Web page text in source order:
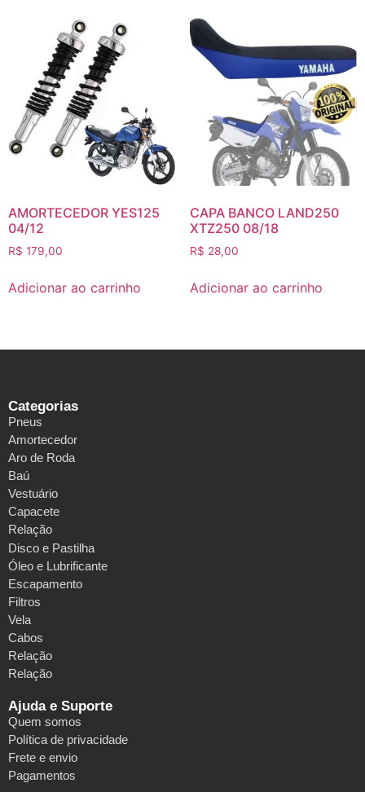
AMORTECEDOR YES125
04/12
R$ 179,00
Adicionar ao carrinho
CAPA BANCO LAND250
XTZ250 08/18
R$ 28,00
Adicionar ao carrinho
Categorias
Pneus
Amortecedor
Aro de Roda
Baú
Vestuário
Capacete
Relação
Disco e Pastilha
Óleo e Lubrificante
Escapamento
Filtros
Vela
Cabos
Relação
Relação
Ajuda e Suporte
Quem somos
Política de privacidade
Frete e envio
Pagamentos